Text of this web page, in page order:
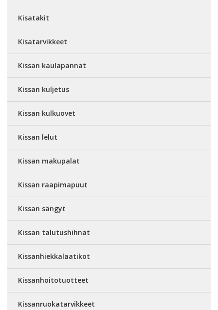
Kisatakit
Kisatarvikkeet
Kissan kaulapannat
Kissan kuljetus
Kissan kulkuovet
Kissan lelut
Kissan makupalat
Kissan raapimapuut
Kissan sängyt
Kissan talutushihnat
Kissanhiekkalaatikot
Kissanhoitotuotteet
Kissanruokatarvikkeet